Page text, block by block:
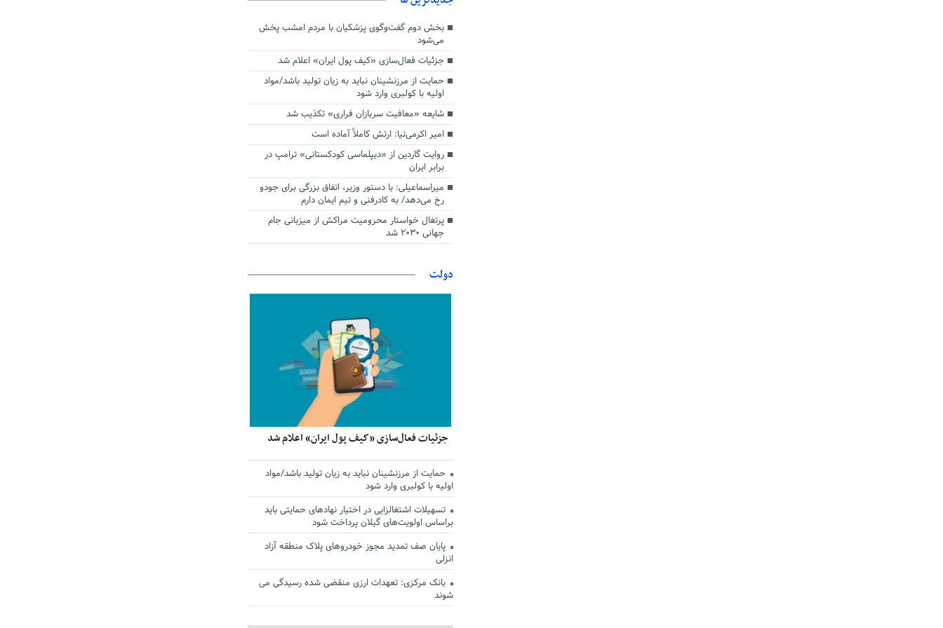
بخش دوم گفت‌وگوی پزشکیان با مردم امشب پخش
می‌شود
جزئیات فعال‌سازی «کیف پول ایران» اعلام شد
حمایت از مرزنشینان نباید به زیان تولید باشد/مواد
اولیه با کولبری وارد شود
شایعه «معافیت سربازان فراری» تکذیب شد
امیر اکرمی‌نیا: ارتش کاملاً آماده است
روایت گاردین از «دیپلماسی کودکستانی» ترامپ در
برابر ایران
میراسماعیلی: با دستور وزیر، اتفاق بزرگی برای جودو
رخ می‌دهد/ به کادرفنی و تیم ایمان دارم
پرتغال خواستار محرومیت مراکش از میزبانی جام
جهانی ۲۰۳۰ شد
دولت
جزئیات فعال‌سازی «کیف پول ایران» اعلام شد
حمایت از مرزنشینان نباید به زیان تولید باشد/مواد
اولیه با کولبری وارد شود
تسهیلات اشتغالزایی در اختیار نهادهای حمایتی باید
براساس اولویت‌های گیلان پرداخت شود
پایان صف تمدید مجوز خودروهای پلاک منطقه آزاد
انزلی
بانک مرکزی: تعهدات ارزی منقضی شده رسیدگی می
شوند